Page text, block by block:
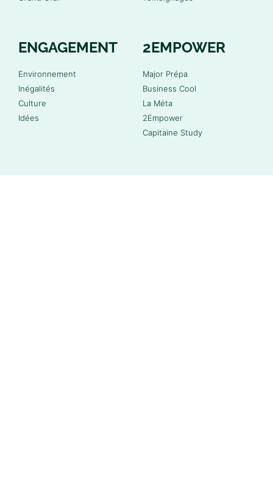
ENGAGEMENT
Environnement
Inégalités
Culture
Idées
2EMPOWER
Major Prépa
Business Cool
La Méta
2Empower
Capitaine Study